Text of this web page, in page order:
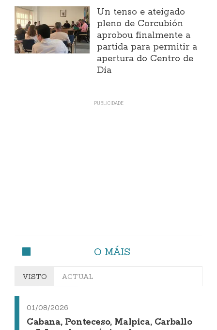
Un tenso e ateigado
pleno de Corcubión
aprobou finalmente a
partida para permitir a
apertura do Centro de
Día
O MÁIS
VISTO ACTUAL
01/08/2026
Cabana, Ponteceso, Malpica, Carballo